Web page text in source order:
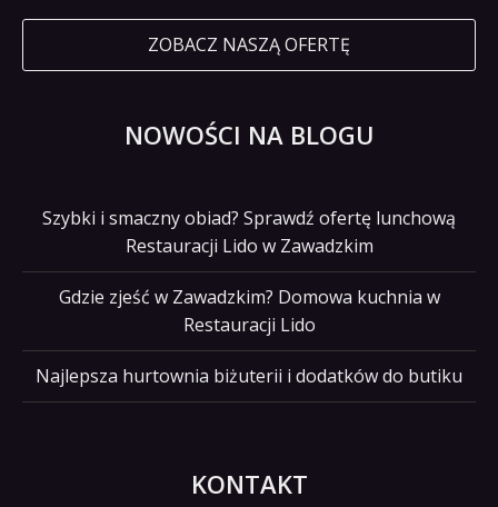
ZOBACZ NASZĄ OFERTĘ
NOWOŚCI NA BLOGU
Szybki i smaczny obiad? Sprawdź ofertę lunchową
Restauracji Lido w Zawadzkim
Gdzie zjeść w Zawadzkim? Domowa kuchnia w
Restauracji Lido
Najlepsza hurtownia biżuterii i dodatków do butiku
KONTAKT